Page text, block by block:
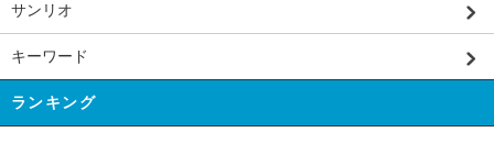
サンリオ
キーワード
ランキング